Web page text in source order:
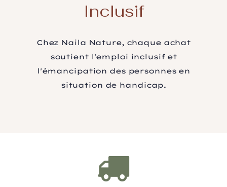
Inclusif
Chez Naila Nature, chaque achat
soutient l'emploi inclusif et
l'émancipation des personnes en
situation de handicap.